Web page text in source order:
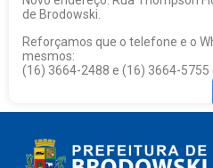
de Brodowski.
Reforçamos que o telefone e o
mesmos:
(16) 3664-2488 e (16) 3664-5755